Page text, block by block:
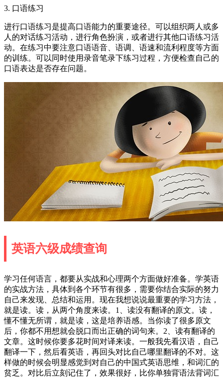
3. 口语练习
进行口语练习是提高口语能力的重要途径。可以组织两人或多
人的对话练习活动，进行角色扮演，或者进行其他口语练习活
动。在练习中要注意口语语音、语调、语速和流利程度等方面
的训练。可以同时使用录音笔录下练习过程，方便检查自己的
口语表达是否存在问题。
英语六级成绩查询
学习任何语言，都要从实战和心理两个方面做好准备。学英语
的实战方法，具体到各个环节有很多，需要你结合实际的努力
自己来发现、总结和运用。现在我想说说最重要的学习方法，
就是读。读，从两个角度来读。1、读没有翻译的原文。读，
懂不懂无所谓，就是读，这是培养语感。当你读了很多原文
后，你都不用想就会脱口而出正确的词句来。2、读有翻译的
文章。这时候你要多花时间对译来读。一般我先看汉语，自己
翻译一下，然后看英语，再回头对比自己哪里翻译的不对。这
样做的时候会明显感觉到对自己的中国式英语思维，和词汇的
贫乏。对比后立刻记住了，效果很好，比你单独背语法背词汇